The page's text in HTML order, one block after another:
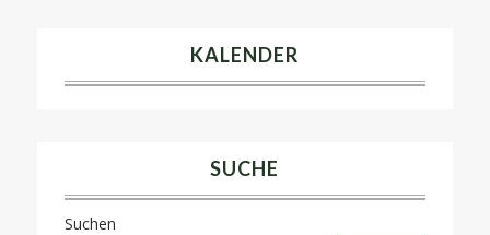
KALENDER
SUCHE
Suchen